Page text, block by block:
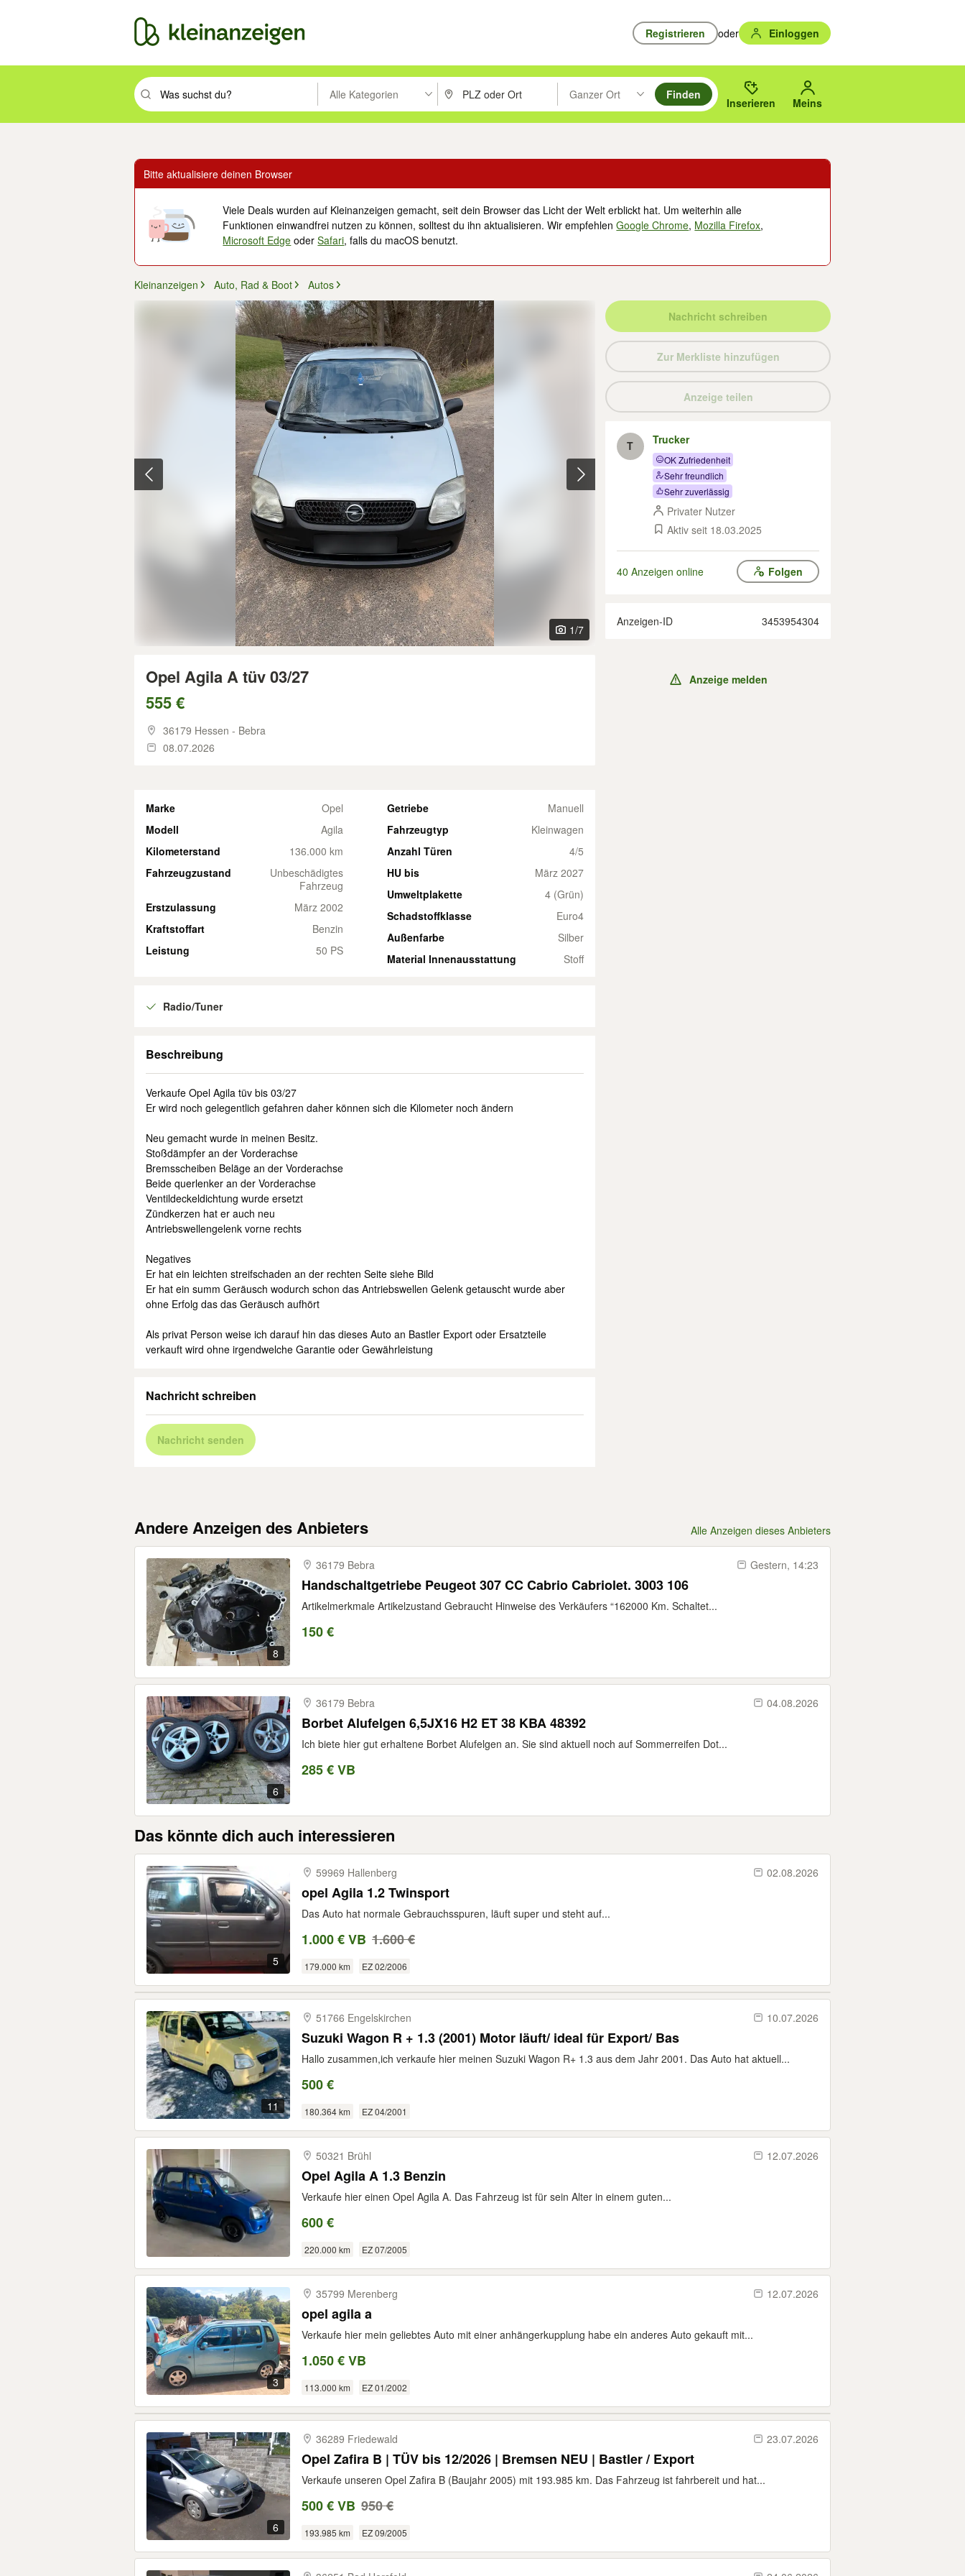
Registrieren oder Einloggen
Suchbegriff eingeben. Eingabetaste drücken um zu suchen, oder Vorschläge mit den Pfeiltasten nach oben/unten durchsuchen und mit Eingabetaste auswählen.
Alle Kategorien PLZ oder Ort eingeben. Eingabetaste drücken um zu suchen, oder Vorschläge mit den Pfeiltasten nach oben/
Ganzer Ort
Suche im Umkreis des gewählten Orts oder PLZ.
Finden
Inserieren Meins
Bitte aktualisiere deinen Browser
Viele Deals wurden auf Kleinanzeigen gemacht, seit dein Browser das Licht der Welt erblickt hat. Um weiterhin alle
Funktionen einwandfrei nutzen zu können, solltest du ihn aktualisieren. Wir empfehlenGoogle Chrome, Mozilla Firefox,
Microsoft Edge oderSafari, falls du macOS benutzt.
Kleinanzeigen Auto, Rad & Boot Autos
1/7
Opel Agila A tüv 03/27
555 €
36179 Hessen - Bebra
08.07.2026
Marke
Opel
Modell
Agila
Kilometerstand
136.000 km
Fahrzeugzustand
Unbeschädigtes
Fahrzeug
Erstzulassung
März 2002
Kraftstoffart
Benzin
Leistung
50 PS
Getriebe
Manuell
Fahrzeugtyp
Kleinwagen
Anzahl Türen
4/5
HU bis
März 2027
Umweltplakette
4 (Grün)
Schadstoffklasse
Euro4
Außenfarbe
Silber
Material Innenausstattung
Stoff
Radio/Tuner
Beschreibung
Verkaufe Opel Agila tüv bis 03/27
Er wird noch gelegentlich gefahren daher können sich die Kilometer noch ändern
Neu gemacht wurde in meinen Besitz.
Stoßdämpfer an der Vorderachse
Bremsscheiben Beläge an der Vorderachse
Beide querlenker an der Vorderachse
Ventildeckeldichtung wurde ersetzt
Zündkerzen hat er auch neu
Antriebswellengelenk vorne rechts
Negatives
Er hat ein leichten streifschaden an der rechten Seite siehe Bild
Er hat ein summ Geräusch wodurch schon das Antriebswellen Gelenk getauscht wurde aber
ohne Erfolg das das Geräusch aufhört
Als privat Person weise ich darauf hin das dieses Auto an Bastler Export oder Ersatzteile
verkauft wird ohne irgendwelche Garantie oder Gewährleistung
Nachricht schreiben
Nachricht senden
Nachricht schreiben
Zur Merkliste hinzufügen
Anzeige teilen
T Trucker
OK Zufriedenheit
Sehr freundlich
Sehr zuverlässig
Privater Nutzer
Aktiv seit 18.03.2025
40 Anzeigen online Folgen
Anzeigen-ID 3453954304
Anzeige melden
Andere Anzeigen des Anbieters Alle Anzeigen dieses Anbieters
8
36179 Bebra Gestern, 14:23
Handschaltgetriebe Peugeot 307 CC Cabrio Cabriolet. 3003 106
Artikelmerkmale Artikelzustand Gebraucht Hinweise des Verkäufers “162000 Km. Schaltet...
150 €
6
36179 Bebra 04.08.2026
Borbet Alufelgen 6,5JX16 H2 ET 38 KBA 48392
Ich biete hier gut erhaltene Borbet Alufelgen an. Sie sind aktuell noch auf Sommerreifen Dot...
285 € VB
Das könnte dich auch interessieren
5
59969 Hallenberg 02.08.2026
opel Agila 1.2 Twinsport
Das Auto hat normale Gebrauchsspuren, läuft super und steht auf...
1.000 € VB 1.600 €
179.000 km EZ 02/2006
11
51766 Engelskirchen 10.07.2026
Suzuki Wagon R + 1.3 (2001) Motor läuft/ ideal für Export/ Bas
Hallo zusammen,ich verkaufe hier meinen Suzuki Wagon R+ 1.3 aus dem Jahr 2001. Das Auto hat aktuell...
500 €
180.364 km EZ 04/2001
50321 Brühl 12.07.2026
Opel Agila A 1.3 Benzin
Verkaufe hier einen Opel Agila A. Das Fahrzeug ist für sein Alter in einem guten...
600 €
220.000 km EZ 07/2005
3
35799 Merenberg 12.07.2026
opel agila a
Verkaufe hier mein geliebtes Auto mit einer anhängerkupplung habe ein anderes Auto gekauft mit...
1.050 € VB
113.000 km EZ 01/2002
6
36289 Friedewald 23.07.2026
Opel Zafira B | TÜV bis 12/2026 | Bremsen NEU | Bastler / Export
Verkaufe unseren Opel Zafira B (Baujahr 2005) mit 193.985 km. Das Fahrzeug ist fahrbereit und hat...
500 € VB 950 €
193.985 km EZ 09/2005